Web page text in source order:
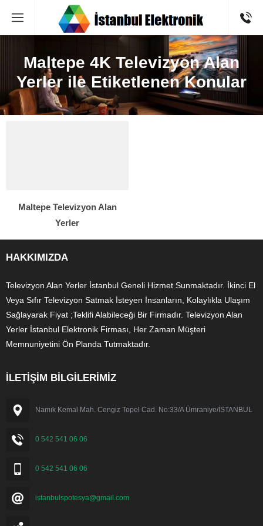
Maltepe 4K Televizyon Alan
Yerler ile Etiketlenen Konular
Maltepe Televizyon Alan
Yerler
HAKKIMIZDA
Televizyon Alan Yerler İstanbul Geneli Hizmet Sunmaktadır. İkinci El
Veya Sıfır Televizyon Satmak İsteyen İnsanların, Kolaylıkla Ulaşım
Sağlayarak Fiyat ;Teklifi Alabileceği Bir Firmadır. Televizyon Alan
Yerler İstanbul Elektronik Firması, Her Zaman Müşteri
Memnuniyetini Ön Planda Tutmaktadır.
İLETİŞİM BİLGİLERİMİZ
Namık Kemal Mah. Cengiz Topel Cad. No:33/A Ümraniye/İSTANBUL
0 542 541 06 06
0 542 541 06 06
istanbulspotesya@gmail.com